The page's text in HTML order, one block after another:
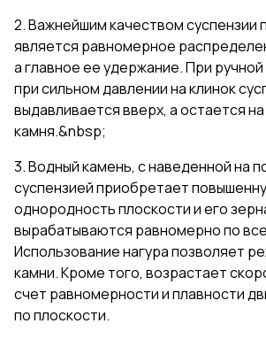
2. Важнейшим качеством суспензии
является равномерное
а главное ее удержание. При
при сильном давлении на клинок
выдавливается вверх, а остается
камня.&nbsp;
3. Водный камень, с наведенной на
суспензией приобретает
однородность плоскости и его
вырабатываются равномерно по
Использование нагура позволяет
камни. Кроме того, возрастает
счет равномерности и плавности
по плоскости.